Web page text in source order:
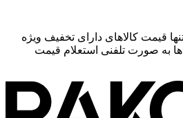
قیمت کالاهای دارای تخفیف ویژه
ها به صورت تلفنی استعلام قیمت